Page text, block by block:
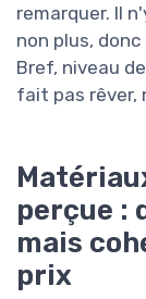
remarquer. Il
non plus,
Bref, niveau
fait pas rêver,
perçue :
mais
prix